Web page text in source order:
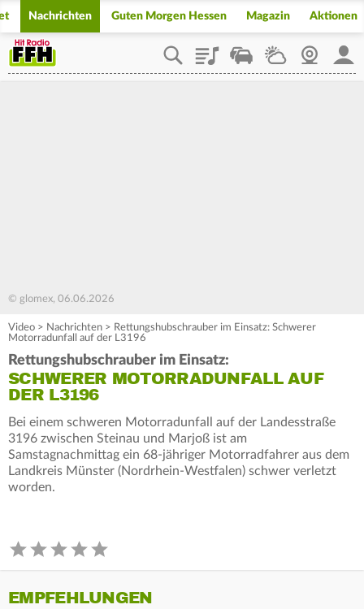
Nachrichten Guten Morgen Hessen Magazin Aktionen
PlaylistStaupilotWetterWebcam
© glomex, 06.06.2026
Video > Nachrichten > Rettungshubschrauber im Einsatz: Schwerer
Motorradunfall auf der L3196
Rettungshubschrauber im Einsatz:
SCHWERER MOTORRADUNFALL AUF
DER L3196
Bei einem schweren Motorradunfall auf der Landesstraße
3196 zwischen Steinau und Marjoß ist am
Samstagnachmittag ein 68-jähriger Motorradfahrer aus dem
Landkreis Münster (Nordrhein-Westfalen) schwer verletzt
worden.
EMPFEHLUNGEN